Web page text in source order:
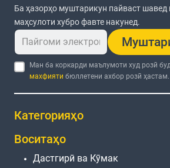
Ба ҳазорҳо муштарикун пайваст шавед
маҳсулоти хубро фавте накунед.
Ман ба коркарди маълумоти худ розӣ
махфияти бюллетени ахбор розӣ ҳастам.
Категорияҳо
Воситаҳо
Дастгирӣ ва Кӯмак